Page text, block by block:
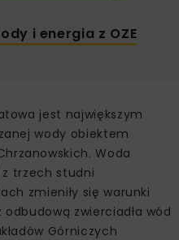
i energia z OZE
jest największym
wody obiektem
Woda
trzech studni
zmieniły się warunki
zwierciadła wód
Górniczych